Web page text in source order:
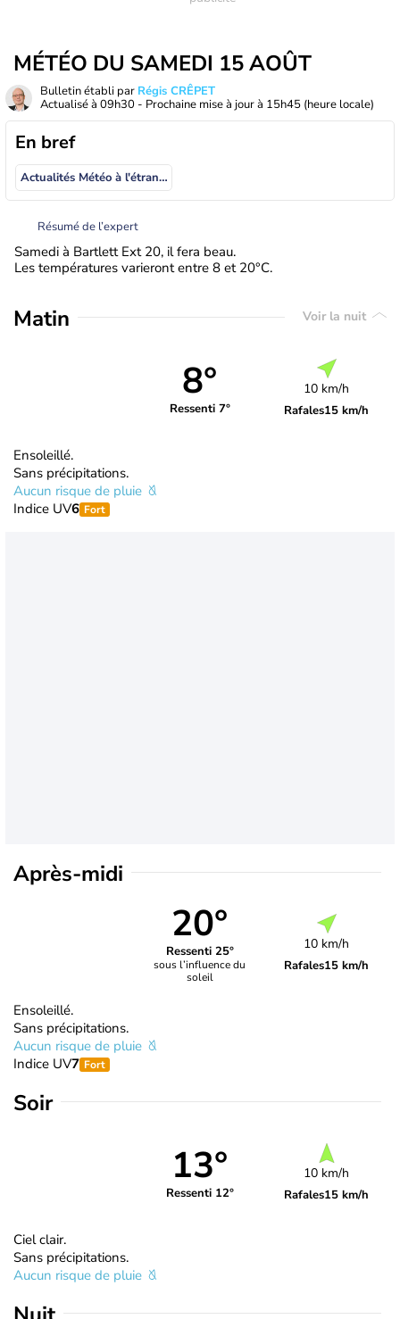
MÉTÉO DU SAMEDI 15 AOÛT
Bulletin établi par Régis CRÊPET
Actualisé à 09h30 - Prochaine mise à jour à 15h45 (heure locale)
En bref
Actualités Météo à l'étranger
Résumé de l’expert
Samedi à Bartlett Ext 20, il fera beau.
Les températures varieront entre 8 et 20°C.
Matin Voir la nuit
8°
Ressenti 7°
10 km/h
Rafales15 km/h
Ensoleillé.
Sans précipitations.
Aucun risque de pluie
Indice UV6 Fort
Après-midi
20°
Ressenti 25°
sous l’influence du
soleil
10 km/h
Rafales15 km/h
Ensoleillé.
Sans précipitations.
Aucun risque de pluie
Indice UV7 Fort
Soir
13°
Ressenti 12°
10 km/h
Rafales15 km/h
Ciel clair.
Sans précipitations.
Aucun risque de pluie